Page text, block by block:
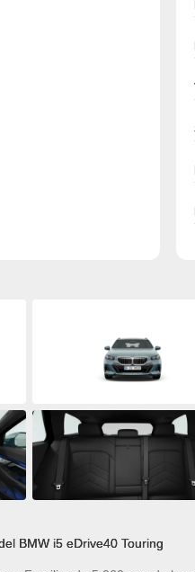
BMW i5 eDrive40 Touring